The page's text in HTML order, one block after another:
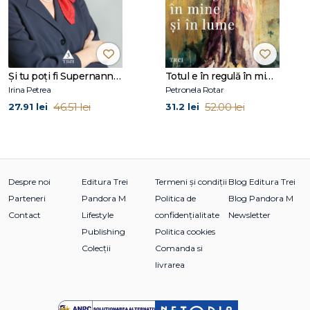
romane și mai multe eseuri, printre care Les Vertus de
l'échec, Ceci n'est pas un manuel de philosophie și Les
Philosophes sur le divan. Este invitat frecvent la emisiunile
culturale ale posturilor France 3 și Canal+ și publică articole
în revistele Philosophie magazine și Psychologies.
Şi tu poţi fi Supernanny 1
Irina Petrea
27.91 lei 46.51 lei
Totul e în regulă în mine și în lume
Petronela Rotar
31.2 lei 52.00 lei
Despre noi
Parteneri
Contact
Editura Trei
Pandora M
Lifestyle
Publishing
Colecții
Termeni și condiții
Politica de
confidențialitate
Politica cookies
Comanda si
livrarea
Blog Editura Trei
Blog Pandora M
Newsletter